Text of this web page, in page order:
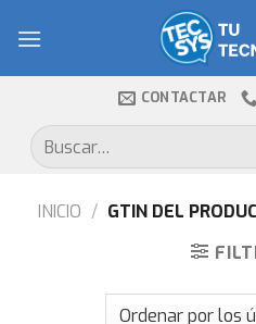
CONTACTAR
Buscar
por:
INICIO / GTIN DEL